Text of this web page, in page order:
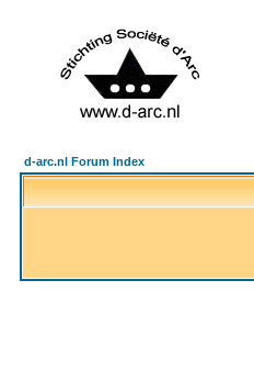
d-arc.nl Forum Index